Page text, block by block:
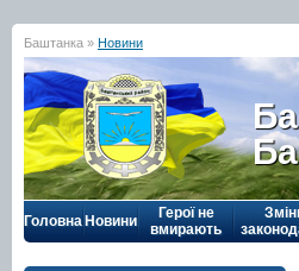
Баштанка » Новини
Головна Новини
Герої не
вмирають